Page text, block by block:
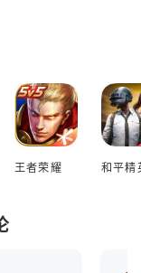
王者荣耀 和平精